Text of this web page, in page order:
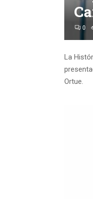
0
La
Ortue.